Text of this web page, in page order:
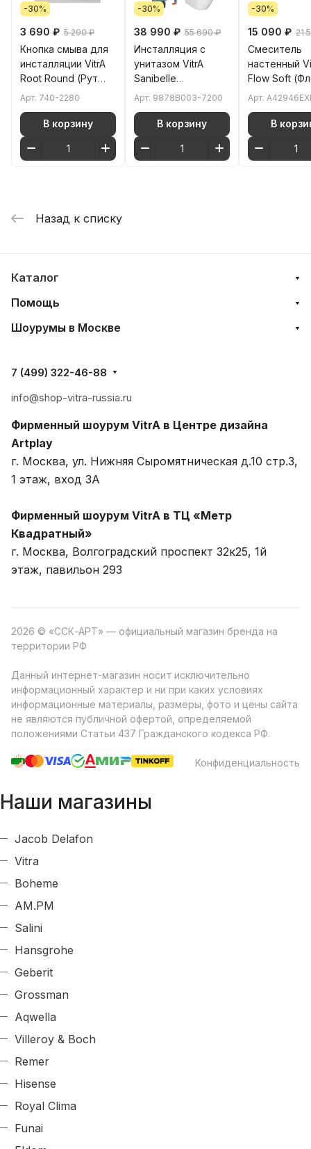
-30%
3 690 ₽ 5 290 ₽
Кнопка смыва для
инсталляции VitrA
Root Round (Рут
Раунд) 740-2280
двойный смыв
Арт. 740-2280
В корзину
-30%
38 990 ₽ 55 690 ₽
Инсталляция с
унитазом VitrA
Sanibelle
(Санибель)
комплект 4 в 1 с
сиденьем
микролифт
Арт. 9878B003-7200
В корзину
-30%
15 090 ₽ 21
Смеситель
настенный
Flow Soft
Софт)
хром латунь
Арт.
В
Назад к списку
Каталог
Помощь
Шоурумы в Москве
7 (499) 322-46-88
info@shop-vitra-russia.ru
Фирменный шоурум VitrA в Центре дизайна
Artplay
г. Москва, ул. Нижняя Сыромятническая д.10 стр.3,
1 этаж, вход 3A
Фирменный шоурум VitrA в ТЦ «Метр
Квадратный»
г. Москва, Волгоградский проспект 32к25, 1й
этаж, павильон 293
2026 © «ССК-АРТ» — официальный магазин бренда на
территории РФ
Данный интернет-магазин носит исключительно
информационный характер и ни при каких условиях
информационные материалы, размеры, фото и цены сайта
не являются публичной офертой, определяемой
положениями Статьи 437 Гражданского кодекса РФ.
Конфиденциальность
Наши магазины
Jacob Delafon
Vitra
Boheme
AM.PM
Salini
Hansgrohe
Geberit
Grossman
Aqwella
Villeroy & Boch
Remer
Hisense
Royal Clima
Funai